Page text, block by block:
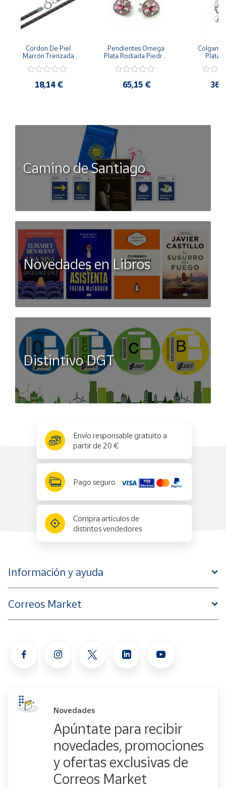
Cordon De Piel
Marrón Trenzada
Plata De 45Cm
18,14 €
Pendientes Omega
Plata Rodiada Piedras
65,15 €
Plata
Camino de Santiago
Novedades en Libros
Distintivo DGT
Envío responsable gratuito a
partir de 20 €
Pago seguro
Compra artículos de
distintos vendedores
Información y ayuda
Correos Market
Novedades
Apúntate para recibir
novedades, promociones
y ofertas exclusivas de
Correos Market